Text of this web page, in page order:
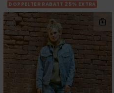
DOPPELTER RABATT 25% EXTRA